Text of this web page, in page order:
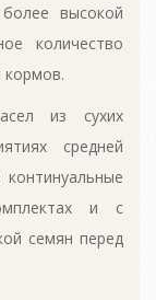
высокой
количество
кормов.
из сухих
средней
и с
семян перед